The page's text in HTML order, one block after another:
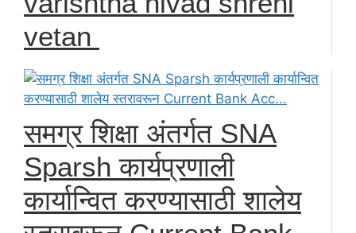
vetan
समग्र शिक्षा अंतर्गत SNA
Sparsh कार्यप्रणाली
कार्यान्वित करण्यासाठी शालेय